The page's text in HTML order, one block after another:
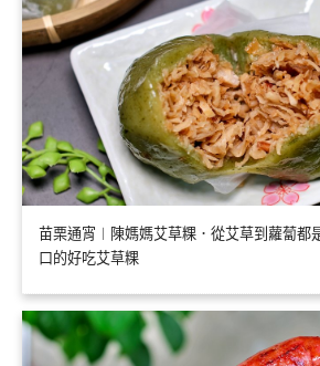
苗栗通宵︱陳媽媽艾草粿．從艾草到蘿蔔都
口的好吃艾草粿